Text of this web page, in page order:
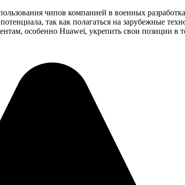
чипов компанией в военных
так как полагаться на зарубежные
особенно Huawei, укрепить свои позиции в